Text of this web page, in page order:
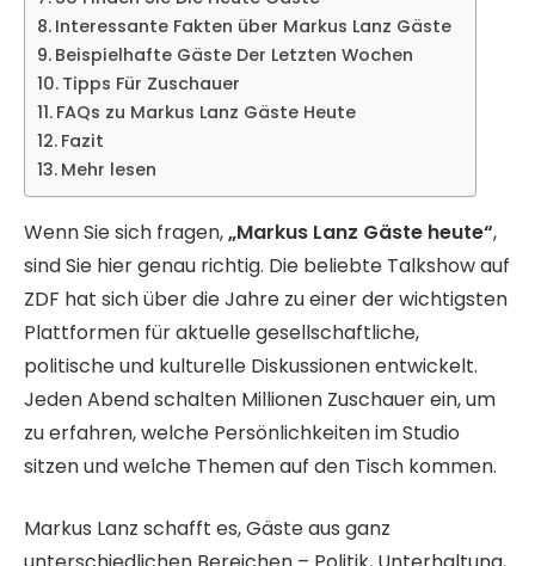
Interessante Fakten über Markus Lanz Gäste
Beispielhafte Gäste Der Letzten Wochen
Tipps Für Zuschauer
FAQs zu Markus Lanz Gäste Heute
Fazit
Mehr lesen
Wenn Sie sich fragen,„Markus Lanz Gäste heute“,
sind Sie hier genau richtig. Die beliebte Talkshow auf
ZDF hat sich über die Jahre zu einer der wichtigsten
Plattformen für aktuelle gesellschaftliche,
politische und kulturelle Diskussionen entwickelt.
Jeden Abend schalten Millionen Zuschauer ein, um
zu erfahren, welche Persönlichkeiten im Studio
sitzen und welche Themen auf den Tisch kommen.
Markus Lanz schafft es, Gäste aus ganz